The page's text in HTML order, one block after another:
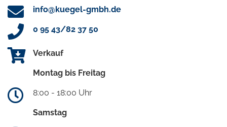
info@kuegel-gmbh.de
0 95 43/82 37 50
Verkauf
Montag bis Freitag
8:00 - 18:00 Uhr
Samstag